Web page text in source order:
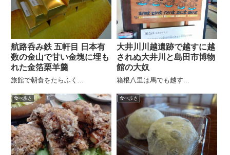
航路呑み鉄 五軒目 日本有
数の金山で甘い金塊に埋も
れた金箔栗羊羹
旅館で朝食をたらふく...
大井川川越遺跡で越すに越
されぬ大井川と島田市博物
館の大奴
箱根八里は馬でも越す...
食べ歩き 食べ歩き